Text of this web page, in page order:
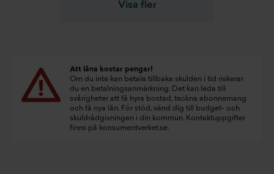
Visa fler
Att låna kostar pengar!
Om du inte kan betala tillbaka skulden i tid riskerar
du en betalningsanmärkning. Det kan leda till
svårigheter att få hyra bostad, teckna abonnemang
och få nya lån. För stöd, vänd dig till budget- och
skuldrådgivningen i din kommun. Kontaktuppgifter
finns på konsumentverket.se.